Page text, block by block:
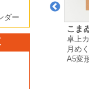
ダー
出版記念
イプ
こま
卓上
月め
A5変